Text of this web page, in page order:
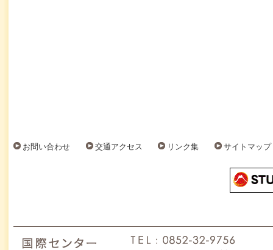
お問い合わせ 交通アクセス リンク集 サイトマップ